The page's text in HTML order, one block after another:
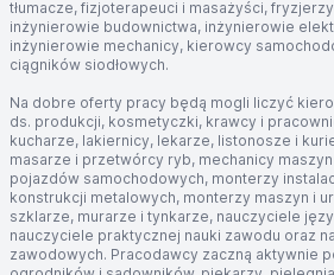
tłumacze, fizjoterapeuci i masażyści,
inżynierowie budownictwa, inżynierowie
inżynierowie mechanicy, kierowcy
ciągników siodłowych.
Na dobre oferty pracy będą mogli liczyć
ds. produkcji, kosmetyczki, krawcy i
kucharze, lakiernicy, lekarze, listonosze i
masarze i przetwórcy ryb, mechanicy
pojazdów samochodowych, monterzy
konstrukcji metalowych, monterzy maszyn i
szklarze, murarze i tynkarze, nauczyciele
nauczyciele praktycznej nauki zawodu oraz
zawodowych. Pracodawcy zaczną aktywnie